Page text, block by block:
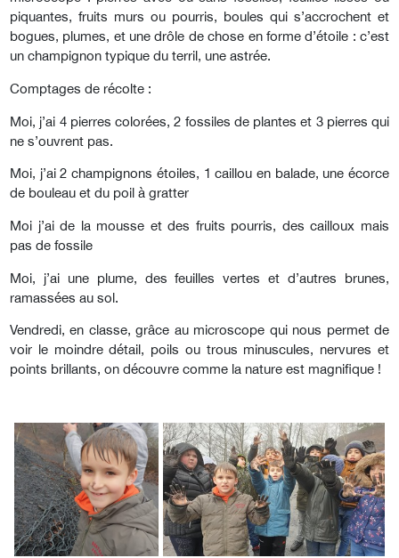
piquantes, fruits murs ou pourris, boules qui s’accrochent et
bogues, plumes, et une drôle de chose en forme d’étoile : c’est
un champignon typique du terril, une astrée.
Comptages de récolte :
Moi, j’ai 4 pierres colorées, 2 fossiles de plantes et 3 pierres qui
ne s’ouvrent pas.
Moi, j’ai 2 champignons étoiles, 1 caillou en balade, une écorce
de bouleau et du poil à gratter
Moi j’ai de la mousse et des fruits pourris, des cailloux mais
pas de fossile
Moi, j’ai une plume, des feuilles vertes et d’autres brunes,
ramassées au sol.
Vendredi, en classe, grâce au microscope qui nous permet de
voir le moindre détail, poils ou trous minuscules, nervures et
points brillants, on découvre comme la nature est magnifique !